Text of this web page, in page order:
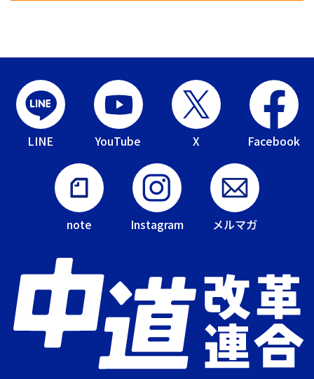
LINE YouTube X Facebook
note Instagram メルマガ